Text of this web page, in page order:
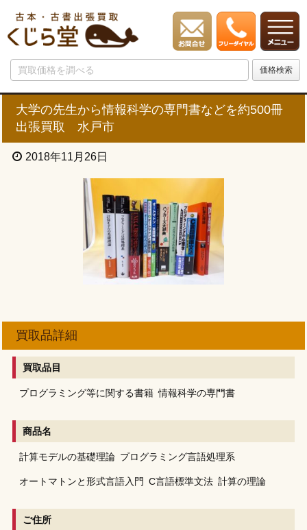
大学の先生から情報科学の専門書などを約500冊
出張買取 水戸市
2018年11月26日
買取品詳細
買取品目
プログラミング等に関する書籍 情報科学の専門書
商品名
計算モデルの基礎理論 プログラミング言語処理系
オートマトンと形式言語入門 C言語標準文法 計算の理論
ご住所